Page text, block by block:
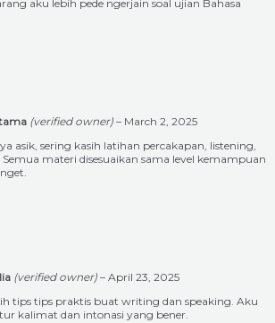
aku lebih pede ngerjain soal ujian Bahasa
(verified owner) – March 2, 2025
asik, sering kasih latihan percakapan, listening,
materi disesuaikan sama level kemampuan
(verified owner) – April 23, 2025
tips tips praktis buat writing dan speaking. Aku
kalimat dan intonasi yang bener.